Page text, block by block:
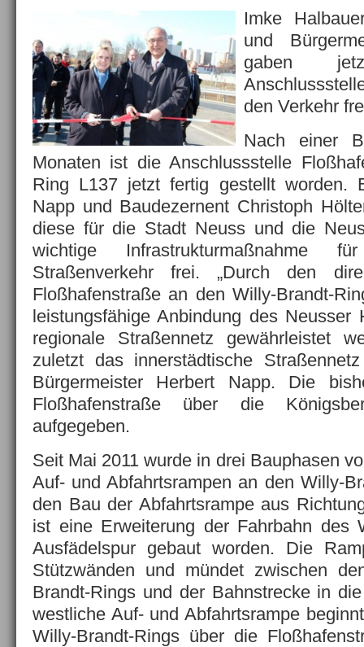
Imke
und
gaben
den Verkehr
Nach einer
Monaten ist die Anschlussstelle
Ring L137 jetzt fertig gestellt worden.
Napp und Baudezernent Christoph
diese für die Stadt Neuss und die
wichtige Infrastrukturmaßnahme
Straßenverkehr frei. „Durch den
Floßhafenstraße an den Willy-Brandt-
leistungsfähige Anbindung des Neusser
regionale Straßennetz gewährleistet
zuletzt das innerstädtische
Bürgermeister Herbert Napp. Die
Floßhafenstraße über die
aufgegeben.
Seit Mai 2011 wurde in drei Bauphasen
Auf- und Abfahrtsrampen an den Willy-
den Bau der Abfahrtsrampe aus
ist eine Erweiterung der Fahrbahn des
Ausfädelspur gebaut worden. Die
Stützwänden und mündet zwischen
Brandt-Rings und der Bahnstrecke in
westliche Auf- und Abfahrtsrampe
Willy-Brandt-Rings über die